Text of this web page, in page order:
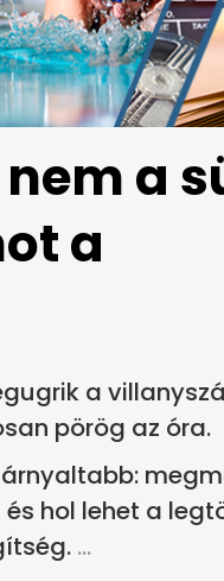
a
a
a
pörög az óra.
hol lehet a